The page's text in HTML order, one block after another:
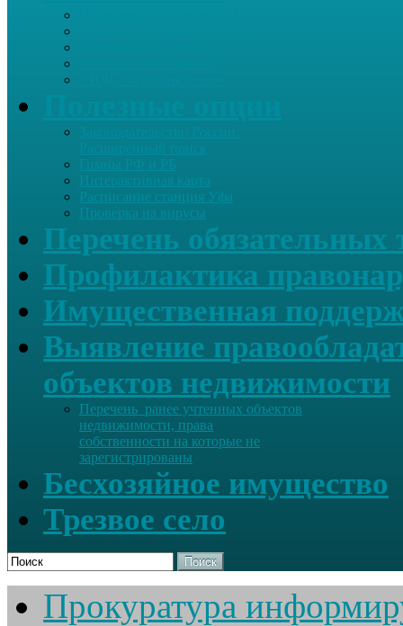
Интерактивная карта
Расписание станция Уфа
Проверка на вирусы
Перечень обязательных
Профилактика
Имущественная
Выявление
объектов недвижимости
Перечень ранее учтенных объектов
недвижимости, права
собственности на которые не
зарегистрированы
Бесхозяйное имущество
Трезвое село
Поиск
Прокуратура